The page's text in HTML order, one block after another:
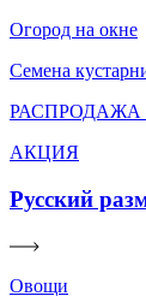
Огород на окне
Семена
РАСПРОДАЖА
АКЦИЯ
Русский
Овощи